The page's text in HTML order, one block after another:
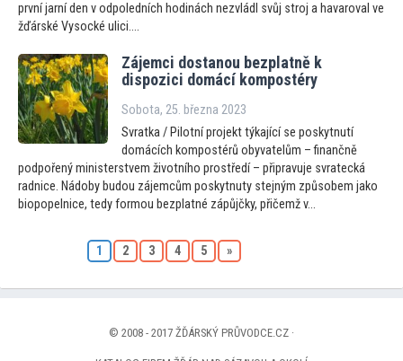
první jarní den v odpoledních hodinách nezvládl svůj stroj a havaroval ve
žďárské Vysocké ulici....
Zájemci dostanou bezplatně k
dispozici domácí kompostéry
Sobota, 25. března 2023
Svratka / Pilotní projekt týkající se poskytnutí
domácích kompostérů obyvatelům – finančně
podpořený ministerstvem životního prostředí – připravuje svratecká
radnice. Nádoby budou zájemcům poskytnuty stejným způsobem jako
biopopelnice, tedy formou bezplatné zápůjčky, přičemž v...
1 2 3 4 5 »
© 2008 - 2017 ŽĎÁRSKÝ PRŮVODCE.CZ ·